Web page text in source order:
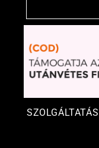
SZOLGÁLTATÁS